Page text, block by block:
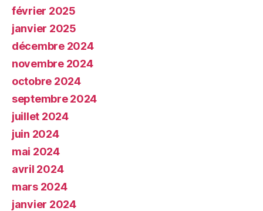
février 2025
janvier 2025
décembre 2024
novembre 2024
octobre 2024
septembre 2024
juillet 2024
juin 2024
mai 2024
avril 2024
mars 2024
janvier 2024